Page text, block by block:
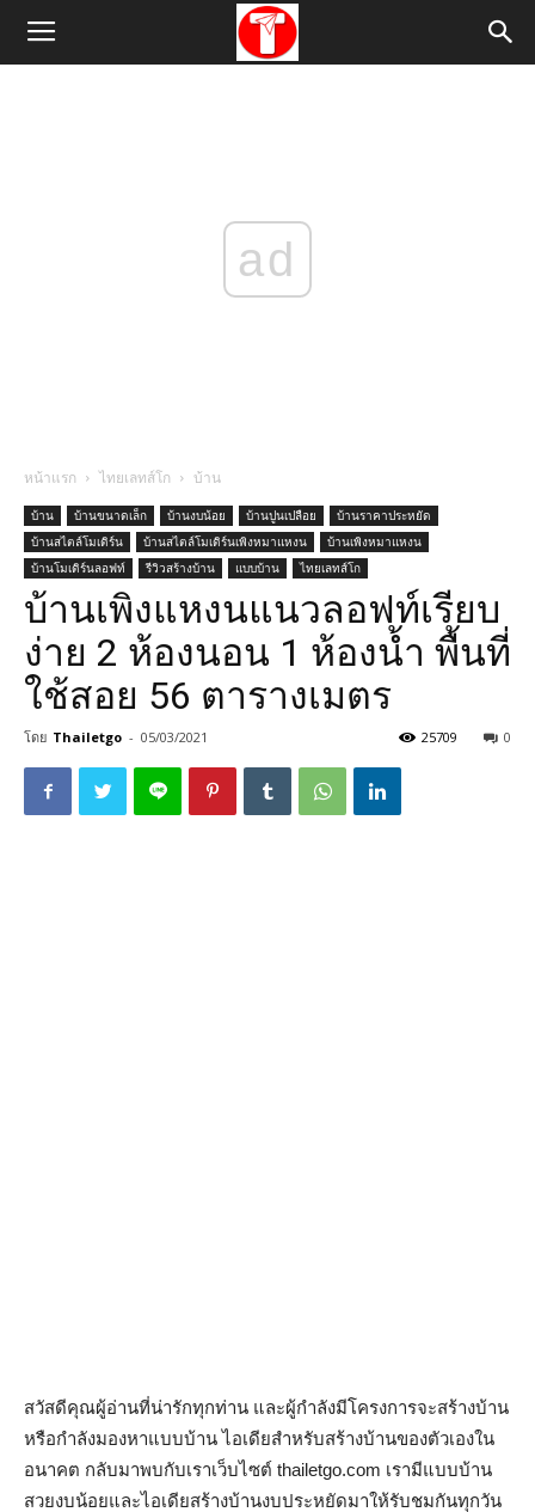
ad
หน้าแรก ไทยเลทส์โก บ้าน
บ้าน บ้านขนาดเล็ก บ้านงบน้อย บ้านปูนเปลือย
บ้านราคาประหยัด
บ้านสไตล์โมเดิร์น
บ้านสไตล์โมเดิร์นเพิงหมาแหงน
บ้านเพิงหมาแหงน
บ้านโมเดิร์นลอฟท์
รีวิวสร้างบ้าน แบบบ้าน ไทยเลทส์โก
บ้านเพิงแหงนแนวลอฟท์เรียบ
ง่าย 2 ห้องนอน 1 ห้องน้ำ พื้นที่
ใช้สอย 56 ตารางเมตร
โดย Thailetgo - 05/03/2021 0
25709
สวัสดีคุณผู้อ่านที่น่ารักทุกท่าน และผู้กำลังมีโครงการจะสร้างบ้าน
หรือกำลังมองหาแบบบ้าน ไอเดียสำหรับสร้างบ้านของตัวเองใน
อนาคต กลับมาพบกับเราเว็บไซต์ thailetgo.com เรามีแบบบ้าน
สวยงบน้อยและไอเดียสร้างบ้านงบประหยัดมาให้รับชมกันทุกวัน